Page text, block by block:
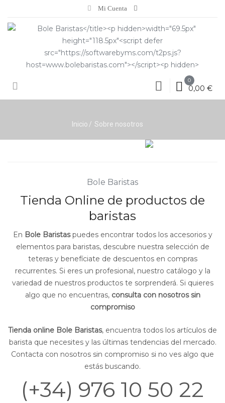
Mi Cuenta
0
0,00 €
Inicio Sobre nosotros
Bole Baristas
Tienda Online de productos de
baristas
En Bole Baristaspuedes encontrar todos los accesorios y
elementos para baristas, descubre nuestra selección de
teteras y benefíciate de descuentos en compras
recurrentes. Si eres un profesional, nuestro catálogo y la
variedad de nuestros productos te sorprenderá. Si quieres
algo que no encuentras, consulta con nosotros sin
compromiso
Tienda online Bole Baristas, encuentra todos los artículos de
barista que necesites y las últimas tendencias del mercado.
Contacta con nosotros sin compromiso si no ves algo que
estás buscando.
(+34) 976 10 50 22